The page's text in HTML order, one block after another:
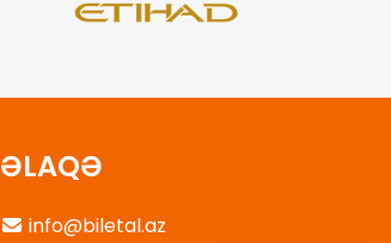
ƏLAQƏ
info@biletal.az